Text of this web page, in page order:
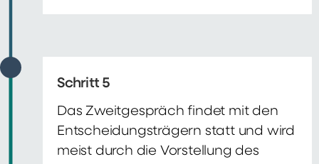
Schritt 5
Das Zweitgespräch findet mit den
Entscheidungsträgern statt und wird
meist durch die Vorstellung des